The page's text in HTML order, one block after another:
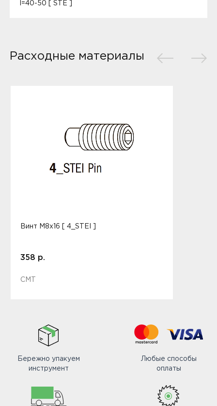
I=40-50 [ STE ]
Расходные материалы
Винт M8x16 [ 4_STEI ]
358 р.
CMT
Бережно упакуем
инструмент
Любые способы
оплаты